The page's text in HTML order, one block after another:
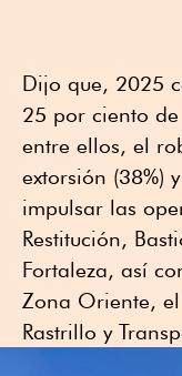
Dijo que, 2025
25 por ciento
entre ellos, el
extorsión (38%)
impulsar las
Restitución,
Fortaleza, así
Zona Oriente,
Rastrillo y